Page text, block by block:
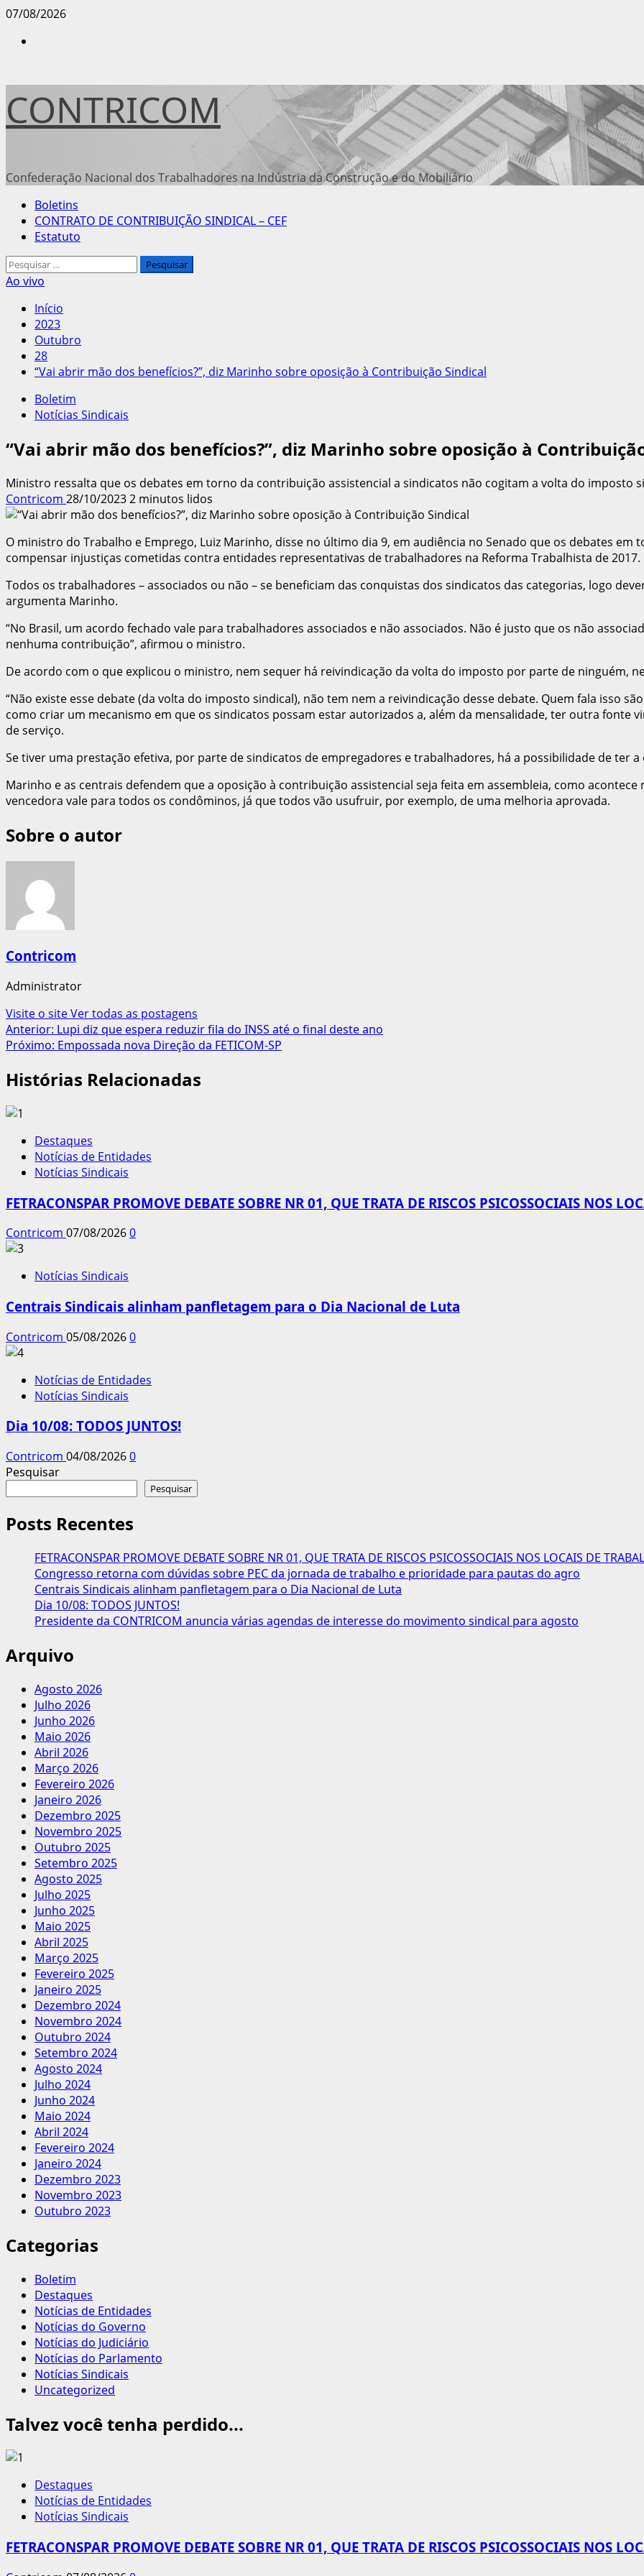
Avançar
07/08/2026
CONTRICOM
Confederação Nacional dos Trabalhadores na Indústria da Construção e do Mobiliário
Menu
principal
Boletins
CONTRATO DE CONTRIBUIÇÃO SINDICAL – CEF
Estatuto
Pesquisar
por:
Ao vivo
Início
2023
Outubro
28
“Vai abrir mão dos benefícios?”, diz Marinho sobre oposição à Contribuição Sindical
Boletim
Notícias Sindicais
“Vai abrir mão dos benefícios?”, diz Marinho sobre oposição à
Ministro ressalta que os debates em torno da contribuição assistencial a sindicatos não cogitam a volta do imposto
Contricom 28/10/20232 minutos lidos
O ministro do Trabalho e Emprego, Luiz Marinho, disse no último dia 9, em audiência no Senado que os debates
compensar injustiças cometidas contra entidades representativas de trabalhadores na Reforma Trabalhista de 2017.
Todos os trabalhadores – associados ou não – se beneficiam das conquistas dos sindicatos das categorias, logo
argumenta Marinho.
“No Brasil, um acordo fechado vale para trabalhadores associados e não associados. Não é justo que os não
nenhuma contribuição”, afirmou o ministro.
De acordo com o que explicou o ministro, nem sequer há reivindicação da volta do imposto por parte de ninguém,
“Não existe esse debate (da volta do imposto sindical), não tem nem a reivindicação desse debate. Quem fala isso
como criar um mecanismo em que os sindicatos possam estar autorizados a, além da mensalidade, ter outra fonte
de serviço.
Se tiver uma prestação efetiva, por parte de sindicatos de empregadores e trabalhadores, há a possibilidade de ter
Marinho e as centrais defendem que a oposição à contribuição assistencial seja feita em assembleia, como
vencedora vale para todos os condôminos, já que todos vão usufruir, por exemplo, de uma melhoria aprovada.
Sobre o autor
Contricom
Administrator
Visite o siteVer todas as postagens
Navegação
de
artigos
Anterior: Lupi diz que espera reduzir fila do INSS até o final deste ano
Próximo: Empossada nova Direção da FETICOM-SP
Histórias Relacionadas
Destaques
Notícias de Entidades
Notícias Sindicais
FETRACONSPAR PROMOVE DEBATE SOBRE NR 01, QUE TRATA DE RISCOS PSICOSSOCIAIS NOS
Contricom 07/08/20260
Notícias Sindicais
Centrais Sindicais alinham panfletagem para o Dia Nacional de Luta
Contricom 05/08/20260
Notícias de Entidades
Notícias Sindicais
Dia 10/08: TODOS JUNTOS!
Contricom 04/08/20260
Pesquisar
Pesquisar
Posts Recentes
FETRACONSPAR PROMOVE DEBATE SOBRE NR 01, QUE TRATA DE RISCOS PSICOSSOCIAIS NOS LOCAIS DE
Congresso retorna com dúvidas sobre PEC da jornada de trabalho e prioridade para pautas do agro
Centrais Sindicais alinham panfletagem para o Dia Nacional de Luta
Dia 10/08: TODOS JUNTOS!
Presidente da CONTRICOM anuncia várias agendas de interesse do movimento sindical para agosto
Arquivo
Agosto 2026
Julho 2026
Junho 2026
Maio 2026
Abril 2026
Março 2026
Fevereiro 2026
Janeiro 2026
Dezembro 2025
Novembro 2025
Outubro 2025
Setembro 2025
Agosto 2025
Julho 2025
Junho 2025
Maio 2025
Abril 2025
Março 2025
Fevereiro 2025
Janeiro 2025
Dezembro 2024
Novembro 2024
Outubro 2024
Setembro 2024
Agosto 2024
Julho 2024
Junho 2024
Maio 2024
Abril 2024
Fevereiro 2024
Janeiro 2024
Dezembro 2023
Novembro 2023
Outubro 2023
Categorias
Boletim
Destaques
Notícias de Entidades
Notícias do Governo
Notícias do Judiciário
Notícias do Parlamento
Notícias Sindicais
Uncategorized
Talvez você tenha perdido...
Destaques
Notícias de Entidades
Notícias Sindicais
FETRACONSPAR PROMOVE DEBATE SOBRE NR 01, QUE TRATA DE RISCOS PSICOSSOCIAIS NOS